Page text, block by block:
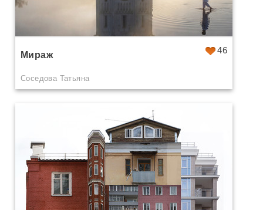
46
Мираж
Соседова Татьяна